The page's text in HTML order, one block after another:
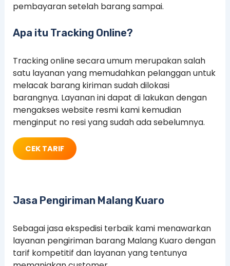
pembayaran setelah barang sampai.
Apa itu Tracking Online?
Tracking online secara umum merupakan salah
satu layanan yang memudahkan pelanggan untuk
melacak barang kiriman sudah dilokasi
barangnya. Layanan ini dapat di lakukan dengan
mengakses website resmi kami kemudian
menginput no resi yang sudah ada sebelumnya.
CEK TARIF
Jasa Pengiriman Malang Kuaro
Sebagai jasa ekspedisi terbaik kami menawarkan
layanan pengiriman barang Malang Kuaro dengan
tarif kompetitif dan layanan yang tentunya